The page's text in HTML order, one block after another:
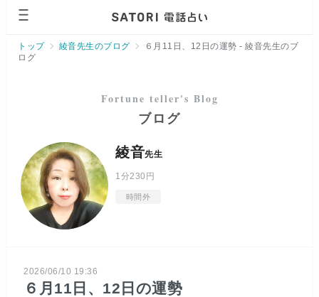
トップ 綾音先生のブログ
６月11日、12日の運勢 - 綾音先生のブ
ログ
ブログ
綾音先生
1分230円
時間外
2026/06/10 19:36
６月11日、12日の運勢